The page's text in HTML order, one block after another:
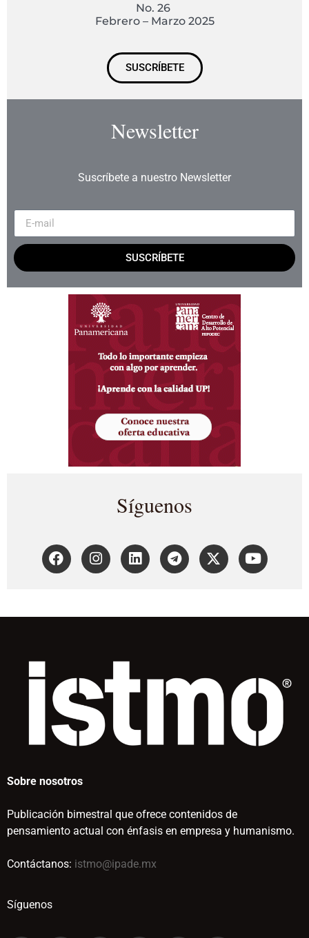
No. 26
Febrero – Marzo 2025
SUSCRÍBETE
Newsletter
Suscríbete a nuestro Newsletter
SUSCRÍBETE
Síguenos
Sobre nosotros
Publicación bimestral que ofrece contenidos de
pensamiento actual con énfasis en empresa y humanismo.
Contáctanos: istmo@ipade.mx
Síguenos